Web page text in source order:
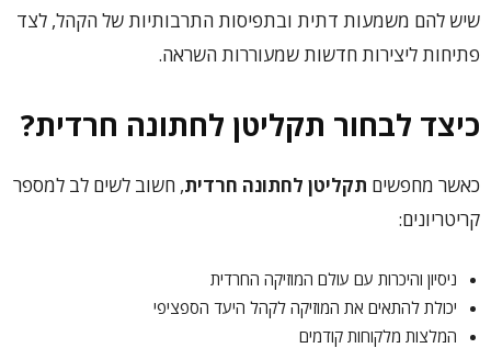
שיש להם משמעות דתית ובתפיסות התרבותיות של הקהל, לצד
פתיחות ליצירות חדשות שמעוררות השראה.
כיצד לבחור תקליטן לחתונה חרדית?
כאשר מחפשים תקליטן לחתונה חרדית, חשוב לשים לב למספר
קריטריונים:
ניסיון והיכרות עם עולם המוזיקה החרדית
יכולת להתאים את המוזיקה לקהל היעד הספציפי
המלצות מלקוחות קודמים